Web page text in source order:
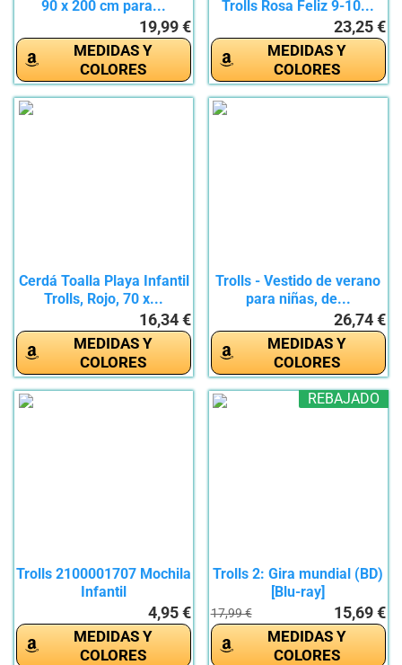
90 x 200 cm para...
19,99 €
MEDIDAS Y
COLORES
Trolls Rosa Feliz 9-10...
23,25 €
MEDIDAS Y
COLORES
Cerdá Toalla Playa Infantil
Trolls, Rojo, 70 x...
16,34 €
MEDIDAS Y
COLORES
Trolls - Vestido de verano
para niñas, de...
26,74 €
MEDIDAS Y
COLORES
Trolls 2100001707 Mochila
Infantil
4,95 €
MEDIDAS Y
COLORES
REBAJADO
Trolls 2: Gira mundial (BD)
[Blu-ray]
17,99 € 15,69 €
MEDIDAS Y
COLORES